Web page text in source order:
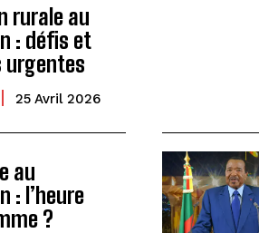
rurale au
: défis et
urgentes
25 Avril 2026
au
: l’heure
?